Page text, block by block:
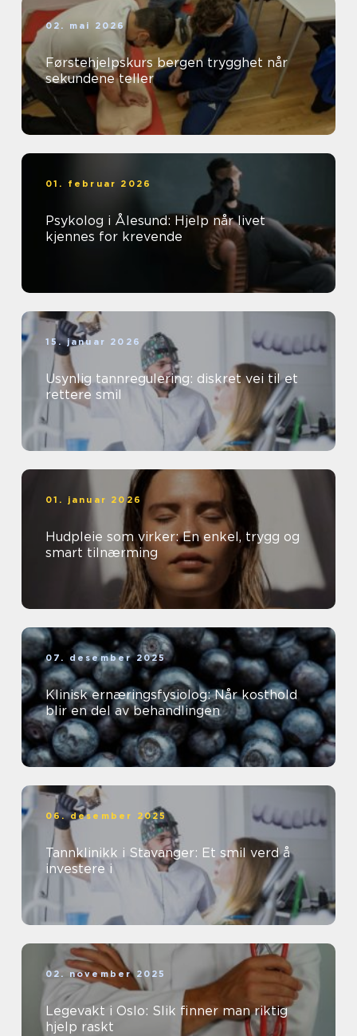
02. mai 2026
Førstehjelpskurs bergen trygghet når
sekundene teller
01. februar 2026
Psykolog i Ålesund: Hjelp når livet
kjennes for krevende
15. januar 2026
Usynlig tannregulering: diskret vei til et
rettere smil
01. januar 2026
Hudpleie som virker: En enkel, trygg og
smart tilnærming
07. desember 2025
Klinisk ernæringsfysiolog: Når kosthold
blir en del av behandlingen
06. desember 2025
Tannklinikk i Stavanger: Et smil verd å
investere i
02. november 2025
Legevakt i Oslo: Slik finner man riktig
hjelp raskt